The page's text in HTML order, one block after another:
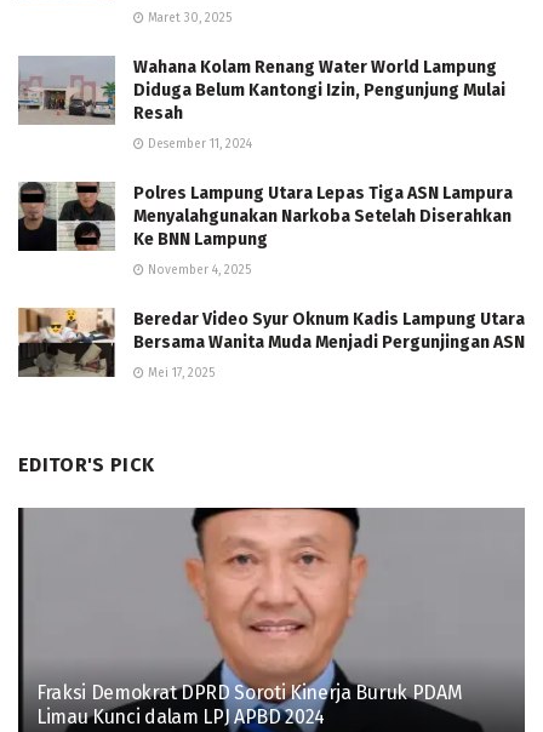
Maret 30, 2025
Wahana Kolam Renang Water World Lampung
Diduga Belum Kantongi Izin, Pengunjung Mulai
Resah
Desember 11, 2024
Polres Lampung Utara Lepas Tiga ASN Lampura
Menyalahgunakan Narkoba Setelah Diserahkan
Ke BNN Lampung
November 4, 2025
Beredar Video Syur Oknum Kadis Lampung Utara
Bersama Wanita Muda Menjadi Pergunjingan ASN
Mei 17, 2025
EDITOR'S PICK
Fraksi Demokrat DPRD Soroti Kinerja Buruk PDAM
Limau Kunci dalam LPJ APBD 2024